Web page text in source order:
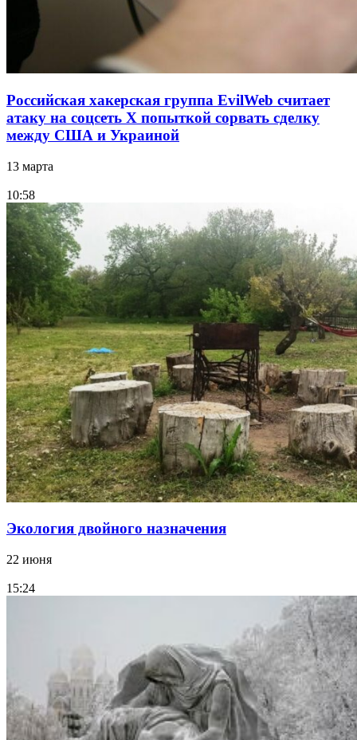
Российская хакерская группа EvilWeb считает
атаку на соцсеть Х попыткой сорвать сделку
между США и Украиной
13 марта
10:58
Экология двойного назначения
22 июня
15:24